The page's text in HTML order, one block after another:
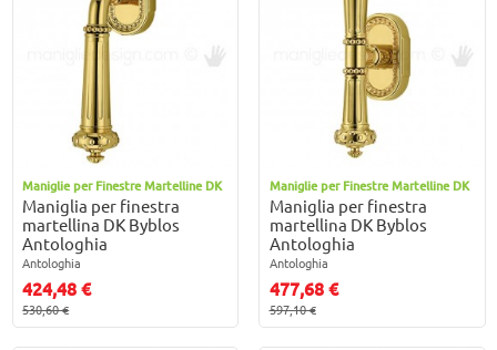
Maniglie per Finestre Martelline DK
Maniglia per finestra
martellina DK Byblos
Antologhia
Antologhia
424,48 €
530,60 €
Maniglie per Finestre Martelline DK
Maniglia per finestra
martellina DK Byblos
Antologhia
Antologhia
477,68 €
597,10 €